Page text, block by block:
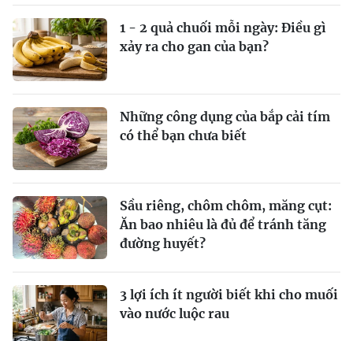
1 - 2 quả chuối mỗi ngày: Điều gì
xảy ra cho gan của bạn?
Những công dụng của bắp cải tím
có thể bạn chưa biết
Sầu riêng, chôm chôm, măng cụt:
Ăn bao nhiêu là đủ để tránh tăng
đường huyết?
3 lợi ích ít người biết khi cho muối
vào nước luộc rau